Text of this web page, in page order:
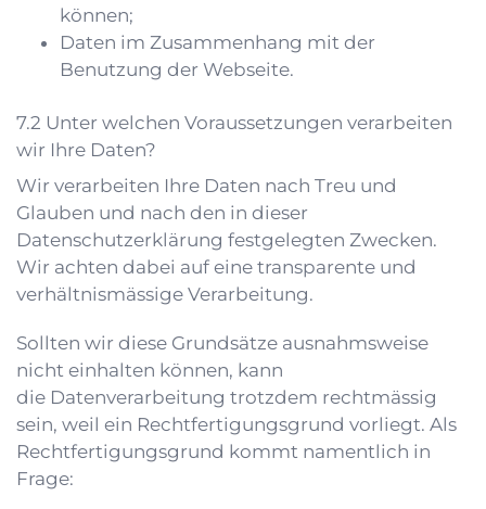
können;
Daten im Zusammenhang mit der
Benutzung der Webseite.
Unter welchen Voraussetzungen verarbeiten
wir Ihre Daten?
Wir verarbeiten Ihre Daten nach Treu und
Glauben und nach den in dieser
Datenschutzerklärung festgelegten Zwecken.
Wir achten dabei auf eine transparente und
verhältnismässige Verarbeitung.
Sollten wir diese Grundsätze ausnahmsweise
nicht einhalten können, kann
die Datenverarbeitung trotzdem rechtmässig
sein, weil ein Rechtfertigungsgrund vorliegt. Als
Rechtfertigungsgrund kommt namentlich in
Frage: